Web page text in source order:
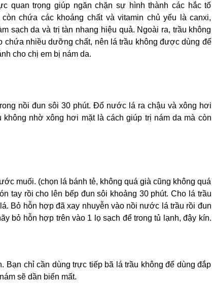
quan trọng giúp ngăn chặn sự hình thành các hắc tố
chứa các khoáng chất và vitamin chủ yếu là canxi,
sạch da và trị tàn nhang hiệu quả. Ngoài ra, trầu không
nhiều dưỡng chất, nên lá trầu không được dùng để
cho chị em bị nám da.
nồi đun sôi 30 phút. Đổ nước lá ra chậu và xông hơi
nhờ xông hơi mặt là cách giúp trị nám da mà còn
muối. (chọn lá bánh tẻ, không quá già cũng không quá
tay rồi cho lên bếp đun sôi khoảng 30 phút. Cho lá trầu
Bỏ hỗn hợp đã xay nhuyễn vào nồi nước lá trầu rồi đun
bỏ hỗn hợp trên vào 1 lọ sạch để trong tủ lạnh, đậy kín.
chỉ cần dùng trực tiếp bã lá trầu không để dùng đắp
sẽ dần biến mất.